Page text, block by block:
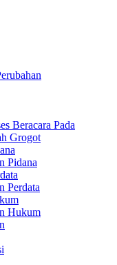
Beracara Pada
Grogot
Pidana
Perdata
Hukum